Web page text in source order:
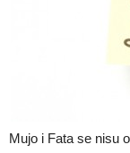
Mujo i Fata se nisu